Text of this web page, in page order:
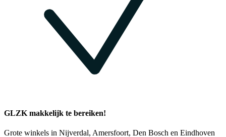
GLZK makkelijk te bereiken!
Grote winkels in Nijverdal, Amersfoort, Den Bosch en Eindhoven